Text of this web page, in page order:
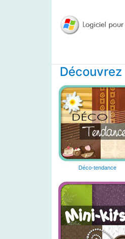
Déco-tendance